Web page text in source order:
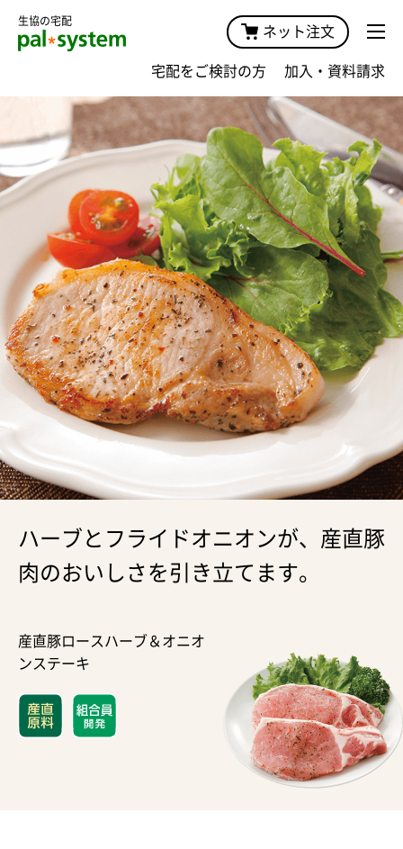
生協の宅配
ネット注文
宅配をご検討の方 加入・資料請求
ハーブとフライドオニオンが、産直豚
肉のおいしさを引き立てます。
産直豚ロースハーブ＆オニオ
ンステーキ